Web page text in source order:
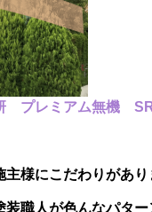
プレミアム無機
様にこだわりがあ
職人が色んなパタ